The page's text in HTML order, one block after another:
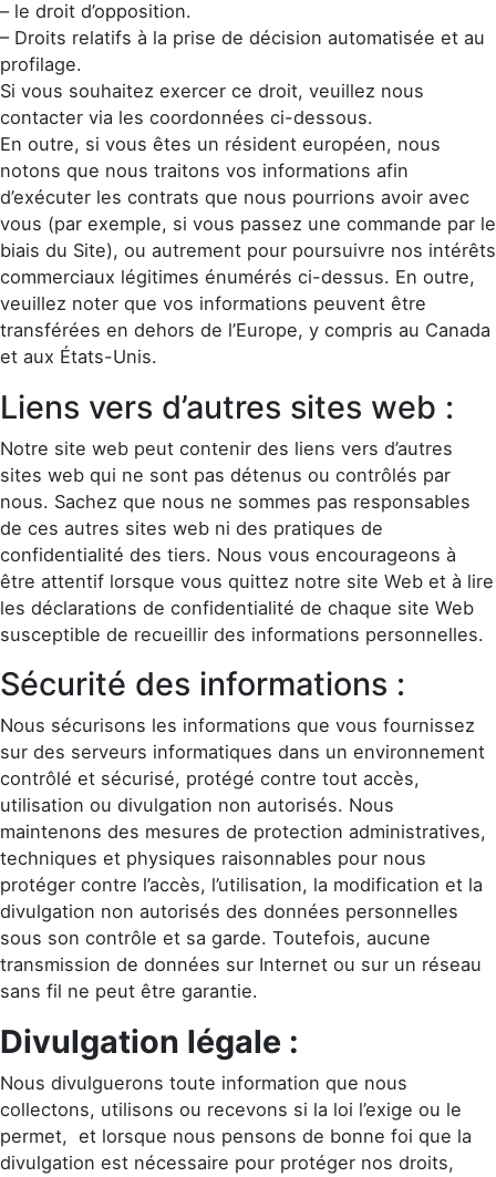
– le droit d’opposition.
– Droits relatifs à la prise de décision automatisée et au
profilage.
Si vous souhaitez exercer ce droit, veuillez nous
contacter via les coordonnées ci-dessous.
En outre, si vous êtes un résident européen, nous
notons que nous traitons vos informations afin
d’exécuter les contrats que nous pourrions avoir avec
vous (par exemple, si vous passez une commande par le
biais du Site), ou autrement pour poursuivre nos intérêts
commerciaux légitimes énumérés ci-dessus. En outre,
veuillez noter que vos informations peuvent être
transférées en dehors de l’Europe, y compris au Canada
et aux États-Unis.
Liens vers d’autres sites web :
Notre site web peut contenir des liens vers d’autres
sites web qui ne sont pas détenus ou contrôlés par
nous. Sachez que nous ne sommes pas responsables
de ces autres sites web ni des pratiques de
confidentialité des tiers. Nous vous encourageons à
être attentif lorsque vous quittez notre site Web et à lire
les déclarations de confidentialité de chaque site Web
susceptible de recueillir des informations personnelles.
Sécurité des informations :
Nous sécurisons les informations que vous fournissez
sur des serveurs informatiques dans un environnement
contrôlé et sécurisé, protégé contre tout accès,
utilisation ou divulgation non autorisés. Nous
maintenons des mesures de protection administratives,
techniques et physiques raisonnables pour nous
protéger contre l’accès, l’utilisation, la modification et la
divulgation non autorisés des données personnelles
sous son contrôle et sa garde. Toutefois, aucune
transmission de données sur Internet ou sur un réseau
sans fil ne peut être garantie.
Divulgation légale :
Nous divulguerons toute information que nous
collectons, utilisons ou recevons si la loi l’exige ou le
permet, et lorsque nous pensons de bonne foi que la
divulgation est nécessaire pour protéger nos droits,